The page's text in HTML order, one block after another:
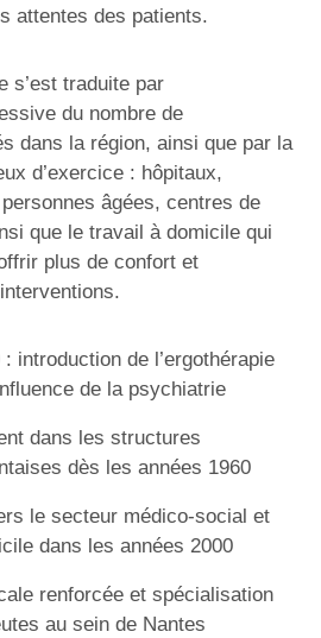
attentes des patients.
s’est traduite par
du nombre de
dans la région, ainsi que par la
d’exercice : hôpitaux,
âgées, centres de
que le travail à domicile qui
plus de confort et
introduction de l’ergothérapie
de la psychiatrie
dans les structures
dès les années 1960
le secteur médico-social et
dans les années 2000
renforcée et spécialisation
au sein de Nantes